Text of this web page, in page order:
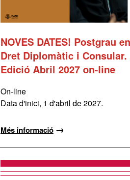
NOVES DATES! Postgrau en
Dret Diplomàtic i Consular.
Edició Abril 2027 on-line
On-line
Data d'inici, 1 d'abril de 2027.
Més informació →